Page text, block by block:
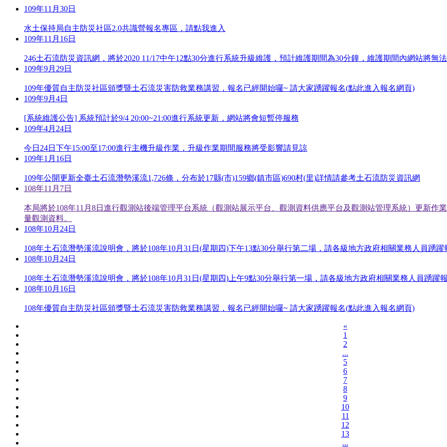
109年11月30日
水土保持局自主防災社區2.0共識營報名專區，請點我進入
109年11月16日
246土石流防災資訊網，將於2020 11/17中午12點30分進行系統升級維護，預計維護期間為30分鐘，維護期間內網站將無
109年9月29日
109年優質自主防災社區頒獎暨土石流災害防救業務講習，報名已經開始囉~ 請大家踴躍報名(點此進入報名網頁)
109年9月4日
[系統維護公告] 系統預計於9/4 20:00~21:00進行系統更新，網站將會短暫停服務
109年4月24日
今日24日下午15:00至17:00進行主機升級作業，升級作業期間服務將受影響請見諒
109年1月16日
109年公開更新全臺土石流潛勢溪流1,726條，分布於17縣(市)159鄉(鎮市區)690村(里)詳情請參考土石流防災資訊網
108年11月7日
本局將於108年11月8日進行觀測站後端管理平台系統（觀測站展示平台、觀測資料供應平台及觀測站管理系統）更新作
量觀測資料。
108年10月24日
108年土石流潛勢溪流說明會，將於108年10月31日(星期四)下午13點30分舉行第二場，請各級地方政府相關業務人員踴躍
108年10月24日
108年土石流潛勢溪流說明會，將於108年10月31日(星期四)上午9點30分舉行第一場，請各級地方政府相關業務人員踴躍報
108年10月16日
108年優質自主防災社區頒獎暨土石流災害防救業務講習，報名已經開始囉~ 請大家踴躍報名(點此進入報名網頁)
«
1
2
...
5
6
7
8
9
10
11
12
13
...